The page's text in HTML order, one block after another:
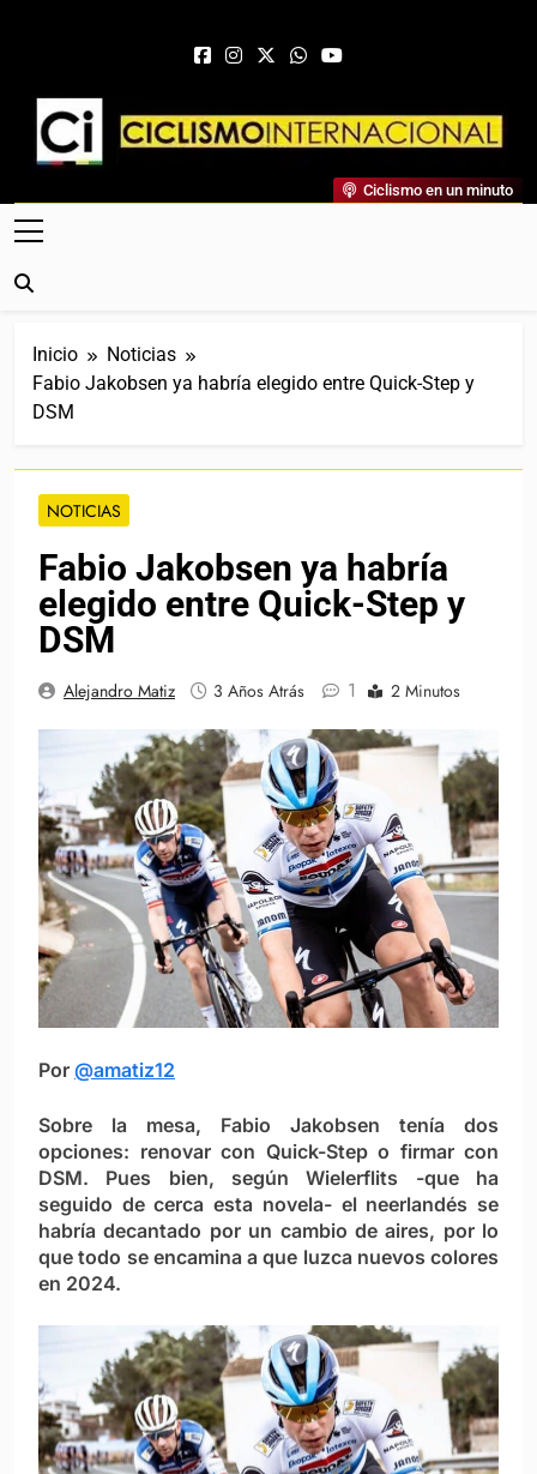
Ciclismo Internacional
Web Dedicada Al Ciclismo Mundial. Entrevistas, Análisis,
Crónicas, Previas Y Más. La Web Ciclista De Referencia.
Ciclismo en un minuto
Inicio
Noticias
Fabio Jakobsen ya habría elegido entre Quick-Step y
DSM
NOTICIAS
Fabio Jakobsen ya habría
elegido entre Quick-Step y
DSM
Alejandro Matiz 3 Años Atrás 1 2 Minutos
Por @amatiz12
Sobre la mesa, Fabio Jakobsen tenía dos
opciones: renovar con Quick-Step o firmar con
DSM. Pues bien, según Wielerflits -que ha
seguido de cerca esta novela- el neerlandés se
habría decantado por un cambio de aires, por lo
que todo se encamina a que luzca nuevos colores
en 2024.